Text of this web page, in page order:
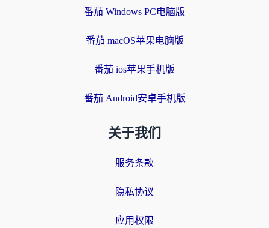
番茄 Windows PC电脑版
番茄 macOS苹果电脑版
番茄 ios苹果手机版
番茄 Android安卓手机版
关于我们
服务条款
隐私协议
应用权限